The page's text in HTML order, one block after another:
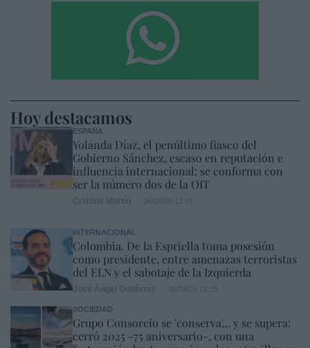
Hoy destacamos
ESPAÑA
Yolanda Díaz, el penúltimo fiasco del
Gobierno Sánchez, escaso en reputación e
influencia internacional: se conforma con
ser la número dos de la OIT
INTERNACIONAL
Colombia. De la Espriella toma posesión
como presidente, entre amenazas terroristas
del ELN y el sabotaje de la Izquierda
SOCIEDAD
Grupo Consorcio se 'conserva'... y se supera:
cerró 2025 -75 aniversario-, con una